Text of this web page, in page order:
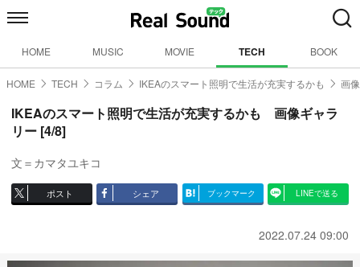
HOME MUSIC MOVIE TECH BOOK
HOME TECH コラム IKEAのスマート照明で生活が充実するかも 画
IKEAのスマート照明で生活が充実するかも 画像ギャラ
リー [4/8]
文＝カマタユキコ
ポスト シェア ブックマーク LINEで送る
2022.07.24 09:00